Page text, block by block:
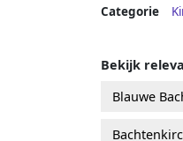
Categorie
Bekijk
Blauwe